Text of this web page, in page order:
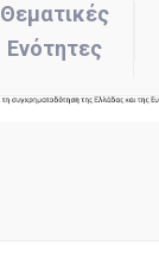
Θεματικές
Ενότητες